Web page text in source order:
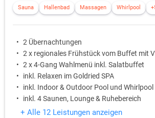
Sauna Hallenbad Massagen Whirlpool
2 Übernachtungen
2 x regionales Frühstück vom Buffet mit
2 x 4-Gang Wahlmenü inkl. Salatbuffet
inkl. Relaxen im Goldried SPA
inkl. Indoor & Outdoor Pool und Whirlpool
inkl. 4 Saunen, Lounge & Ruhebereich
+ Alle 12 Leistungen anzeigen